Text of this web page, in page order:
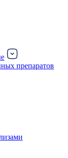
препаратов